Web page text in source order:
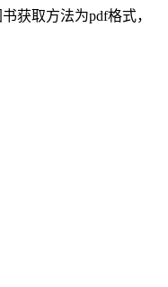
获取方法为pdf格式，